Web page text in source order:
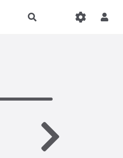
Rechercher